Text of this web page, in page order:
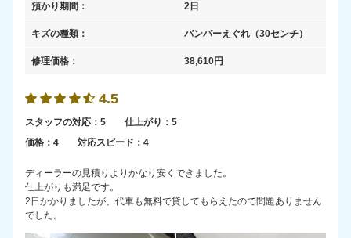
預かり期間： 2日
キズの種類： バンパーえぐれ （30センチ）
修理価格： 38,610円
4.5
スタッフの対応： 5 仕上がり： 5
価格： 4 対応スピード： 4
ディーラーの見積りよりかなり安くできました。
仕上がりも満足です。
2日かかりましたが、代車も無料で貸してもらえたので問題ありません
でした。